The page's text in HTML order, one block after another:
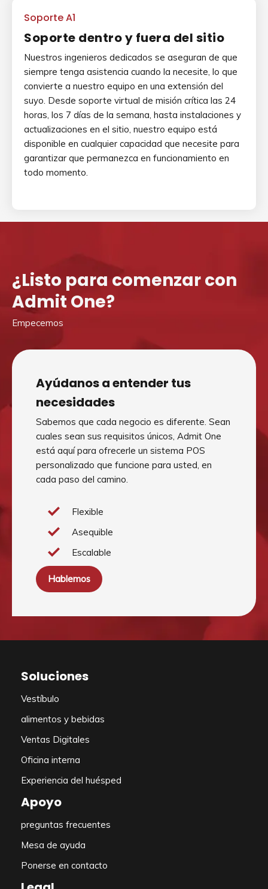
Soporte A1
Soporte dentro y fuera del sitio
Nuestros ingenieros dedicados se aseguran de que
siempre tenga asistencia cuando la necesite, lo que
convierte a nuestro equipo en una extensión del
suyo. Desde soporte virtual de misión crítica las 24
horas, los 7 días de la semana, hasta instalaciones y
actualizaciones en el sitio, nuestro equipo está
disponible en cualquier capacidad que necesite para
garantizar que permanezca en funcionamiento en
todo momento.
¿Listo para comenzar con
Admit One?
Empecemos
Ayúdanos a entender tus
necesidades
Sabemos que cada negocio es diferente. Sean
cuales sean sus requisitos únicos, Admit One
está aquí para ofrecerle un sistema POS
personalizado que funcione para usted, en
cada paso del camino.
Flexible
Asequible
Escalable
Hablemos
Soluciones
Vestíbulo
alimentos y bebidas
Ventas Digitales
Oficina interna
Experiencia del huésped
Apoyo
preguntas frecuentes
Mesa de ayuda
Ponerse en contacto